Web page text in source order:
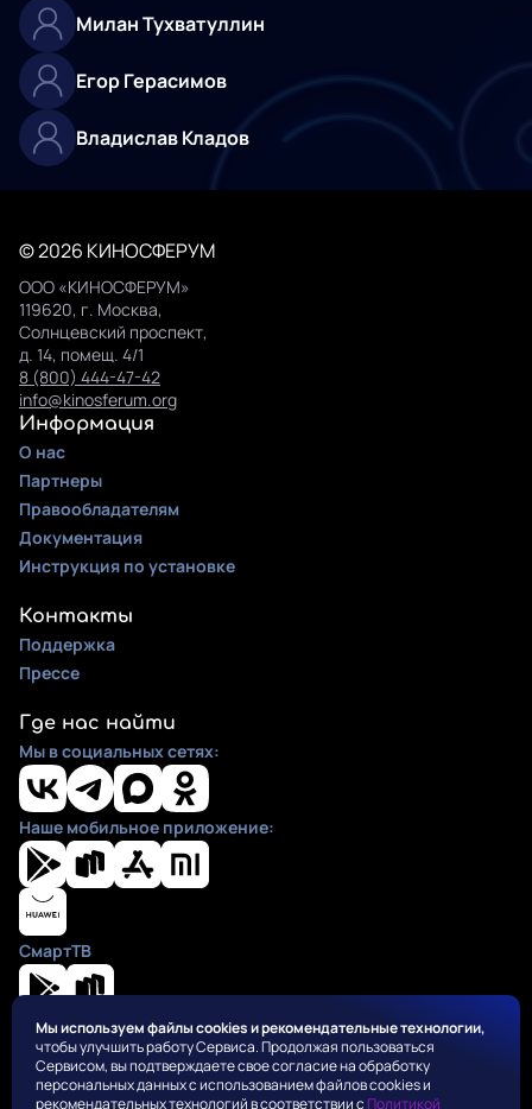
Милан Тухватуллин
Егор Герасимов
Владислав Кладов
© 2026 КИНОСФЕРУМ
ООО «КИНОСФЕРУМ»
119620, г. Москва,
Солнцевский проспект,
д. 14, помещ. 4/1
8 (800) 444-47-42
info@kinosferum.org
Информация
О нас
Партнеры
Правообладателям
Документация
Инструкция по установке
Контакты
Поддержка
Прессе
Где нас найти
Мы в социальных сетях:
Наше мобильное приложение:
СмартТВ
Положения
Пользовательское соглашение
Мы используем файлы cookies и рекомендательные технологии,
чтобы улучшить работу Сервиса. Продолжая пользоваться
Сервисом, вы подтверждаете свое согласие на обработку
персональных данных с использованием файлов cookies и
рекомендательных технологий в соответствии с Политикой